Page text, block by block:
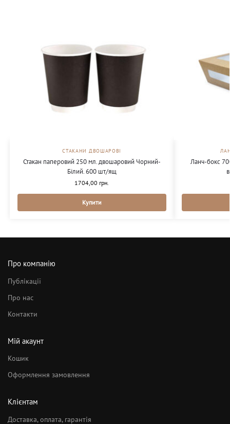
СТАКАНИ ДВОШАРОВІ
Стакан паперовий 250 мл. двошаровий Чорний-
Білий. 600 шт/ящ
1704,00 грн.
Купити
Ланч-бокс
Про компанію
Публікації
Про нас
Контакти
Мій акаунт
Кошик
Оформлення замовлення
Клієнтам
Доставка, оплата, гарантія